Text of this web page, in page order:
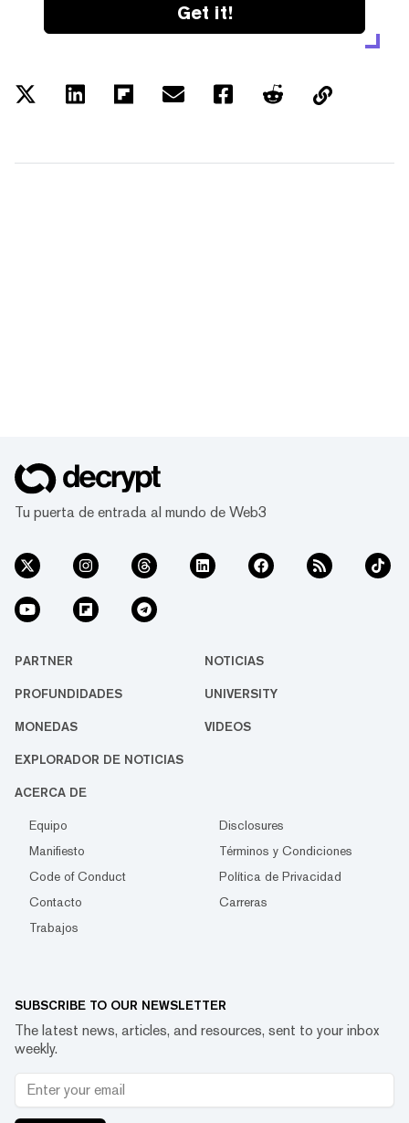
Get it!
Tu puerta de entrada al mundo de Web3
PARTNER NOTICIAS
PROFUNDIDADES UNIVERSITY
MONEDAS VIDEOS
EXPLORADOR DE NOTICIAS
ACERCA DE
Equipo
Disclosures
Manifiesto
Términos y Condiciones
Code of Conduct
Política de Privacidad
Contacto
Carreras
Trabajos
SUBSCRIBE TO OUR NEWSLETTER
The latest news, articles, and resources, sent to your inbox
weekly.